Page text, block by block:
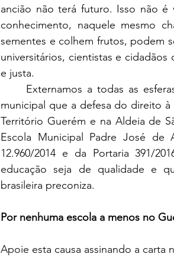
ancião não terá futuro. Isso não
conhecimento, naquele mesmo
sementes e colhem frutos, podem
universitários, cientistas e
e justa.
municipal que a defesa do direito
Território Guerém e na Aldeia de
Escola Municipal Padre José
12.960/2014 e da Portaria 391/
educação seja de qualidade e
brasileira preconiza.
Por nenhuma escola a menos no
Apoie esta causa assinando a carta